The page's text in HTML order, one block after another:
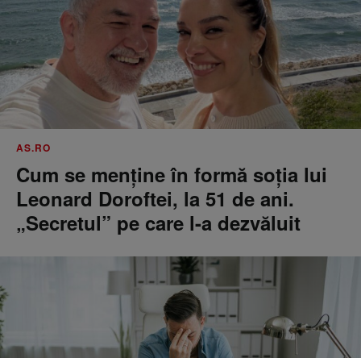
AS.RO
Cum se menţine în formă soţia lui
Leonard Doroftei, la 51 de ani.
„Secretul” pe care l-a dezvăluit